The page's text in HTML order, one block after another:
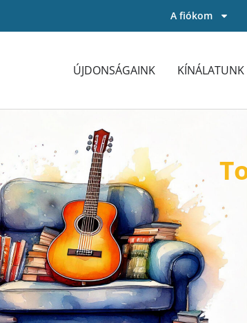
A fiókom
ÚJDONSÁGAINK KÍNÁLATUNK